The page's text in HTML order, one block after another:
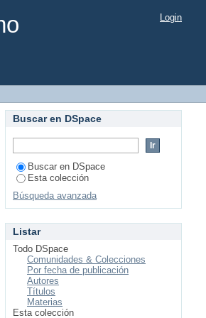
Login
Buscar en DSpace
Buscar en DSpace
Esta colección
Búsqueda avanzada
Listar
Todo DSpace
Comunidades & Colecciones
Por fecha de publicación
Autores
Títulos
Materias
Esta colección